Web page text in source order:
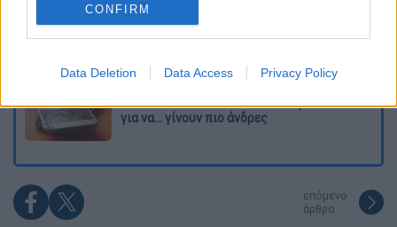
I want to allow Google to enable storage
related to security, including authentication
CONFIRM
Data Deletion Data Access Privacy Policy
Ντύθηκε «Χάρος», ανέβηκε στην οροφή
Ρώσοι διαλύουν τα iPhone τους στο TikTok
για να... γίνουν πιο άνδρες
επόμενο
άρθρο